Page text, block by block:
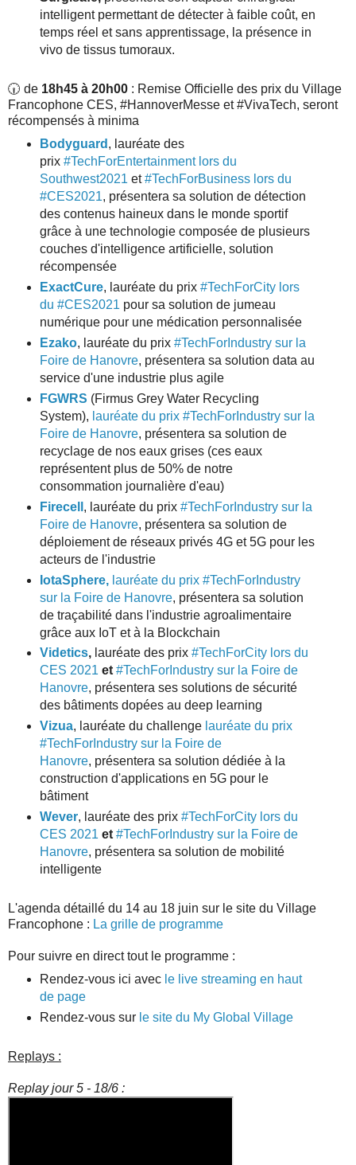
intelligent permettant de détecter à faible coût, en
temps réel et sans apprentissage, la présence in
vivo de tissus tumoraux.
🕡 de 18h45 à 20h00 : Remise Officielle des prix du Village
Francophone CES, #HannoverMesse et #VivaTech, seront
récompensés à minima
Bodyguard , lauréate des
prix #TechForEntertainment lors du
Southwest2021 et#TechForBusiness lors du
#CES2021, présentera sa solution de détection
des contenus haineux dans le monde sportif
grâce à une technologie composée de plusieurs
couches d'intelligence artificielle, solution
récompensée
ExactCure, lauréate du prix #TechForCity lors
du #CES2021 pour sa solution de jumeau
numérique pour une médication personnalisée
Ezako, lauréate du prix #TechForIndustry sur la
Foire de Hanovre, présentera sa solution data au
service d'une industrie plus agile
FGWRS (Firmus Grey Water Recycling
System), lauréate du prix #TechForIndustry sur la
Foire de Hanovre, présentera sa solution de
recyclage de nos eaux grises (ces eaux
représentent plus de 50% de notre
consommation journalière d'eau)
Firecell , lauréate du prix #TechForIndustry sur la
Foire de Hanovre, présentera sa solution de
déploiement de réseaux privés 4G et 5G pour les
acteurs de l'industrie
IotaSphere, lauréate du prix #TechForIndustry
sur la Foire de Hanovre, présentera sa solution
de traçabilité dans l'industrie agroalimentaire
grâce aux IoT et à la Blockchain
Videtics, lauréate des prix #TechForCity lors du
CES 2021et#TechForIndustry sur la Foire de
Hanovre, présentera ses solutions de sécurité
des bâtiments dopées au deep learning
Vizua, lauréate du challenge lauréate du prix
#TechForIndustry sur la Foire de
Hanovre, présentera sa solution dédiée à la
construction d'applications en 5G pour le
bâtiment
Wever, lauréate des prix #TechForCity lors du
CES 2021 et #TechForIndustry sur la Foire de
Hanovre, présentera sa solution de mobilité
intelligente
L'agenda détaillé du 14 au 18 juin sur le site du Village
Francophone : La grille de programme
Pour suivre en direct tout le programme :
Rendez-vous ici avec le live streaming en haut
de page
Rendez-vous sur le site du My Global Village
Replays :
Replay jour 5 - 18/6 :